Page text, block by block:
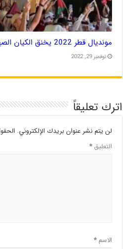
مونديال قطر 2022 يخنق الكيان الصهيوني ويعزله
نوفمبر 29, 2022
اترك تعليقاً
لن يتم نشر عنوان بريدك الإلكتروني.
التعليق*
الاسم*